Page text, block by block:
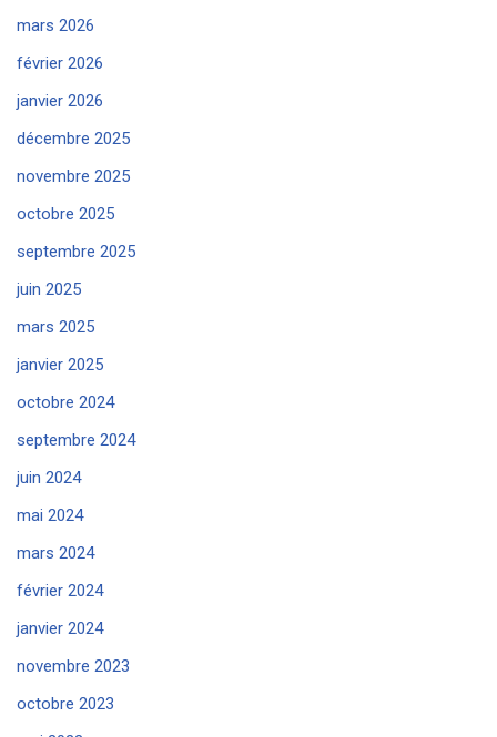
mars 2026
février 2026
janvier 2026
décembre 2025
novembre 2025
octobre 2025
septembre 2025
juin 2025
mars 2025
janvier 2025
octobre 2024
septembre 2024
juin 2024
mai 2024
mars 2024
février 2024
janvier 2024
novembre 2023
octobre 2023